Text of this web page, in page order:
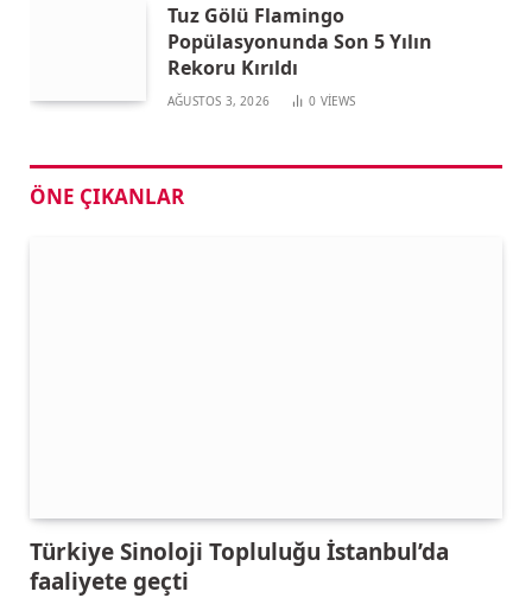
Tuz Gölü Flamingo
Popülasyonunda Son 5 Yılın
Rekoru Kırıldı
AĞUSTOS 3, 2026 0 VIEWS
ÖNE ÇIKANLAR
Türkiye Sinoloji Topluluğu İstanbul’da
faaliyete geçti